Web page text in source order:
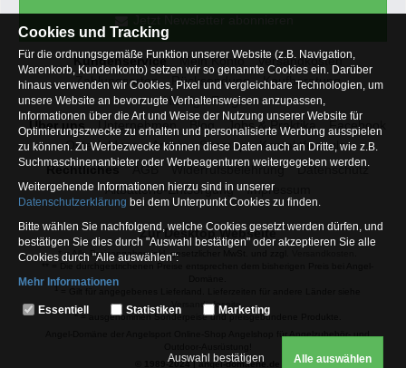
Kundenservice Mein Konto
Versandkosten
Zahlungsarten
Rücksendung
Kaufberatung
Häufige Fragen
Über uns
Unternehmen Blog Jobs & Praktika
Facebook
Osterfeldsee
Archiv Sitemap
Kontaktformular
Rechtliches
AGB Widerrufsbelehrung
Datenschutz
Altbatterie-Entsorgung
Impressum
Zur Desktop Webseite
* = Alle Preisangaben inkl. gesetzlicher MwSt. und zzgl.
Versandinfoseite.
2= ausgenommen Sonderpeise und preisgebundene Produkte.
© 1989-2024 | angel-domaene.de
Cookies und Tracking
Für die ordnungsgemäße Funktion unserer Website (z.B. Navigation,
Warenkorb, Kundenkonto) setzen wir so genannte Cookies ein. Darüber
hinaus verwenden wir Cookies, Pixel und vergleichbare Technologien, um
unsere Website an bevorzugte Verhaltensweisen anzupassen,
Informationen über die Art und Weise der Nutzung unserer Website für
Optimierungszwecke zu erhalten und personalisierte Werbung ausspielen
zu können. Zu Werbezwecke können diese Daten auch an Dritte, wie z.B.
Suchmaschinenanbieter oder Werbeagenturen weitergegeben werden.
Weitergehende Informationen hierzu sind in unserer
Datenschutzerklärung bei dem Unterpunkt Cookies zu finden.
Bitte wählen Sie nachfolgend, welche Cookies gesetzt werden dürfen, und
bestätigen Sie dies durch "Auswahl bestätigen" oder akzeptieren Sie alle
Cookies durch "Alle auswählen":
Mehr Informationen
Essentiell
weshalb auf diese nicht verzichtet werden kann
Essentiell Statistiken Marketing
Auswahl bestätigen Alle auswählen